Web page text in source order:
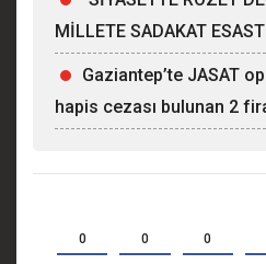
MİLLETE SADAKAT
Gaziantep’te JASAT
hapis cezası bulunan 2
0 0 0